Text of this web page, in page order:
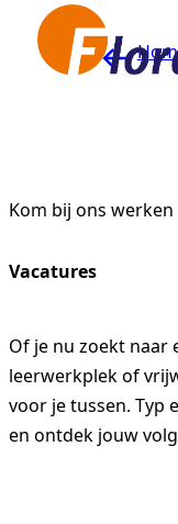
Naar hoofdinhoud
Kom bij ons werken
Vacatures
Of je nu zoekt naar
leerwerkplek of
voor je tussen. Typ
en ontdek jouw